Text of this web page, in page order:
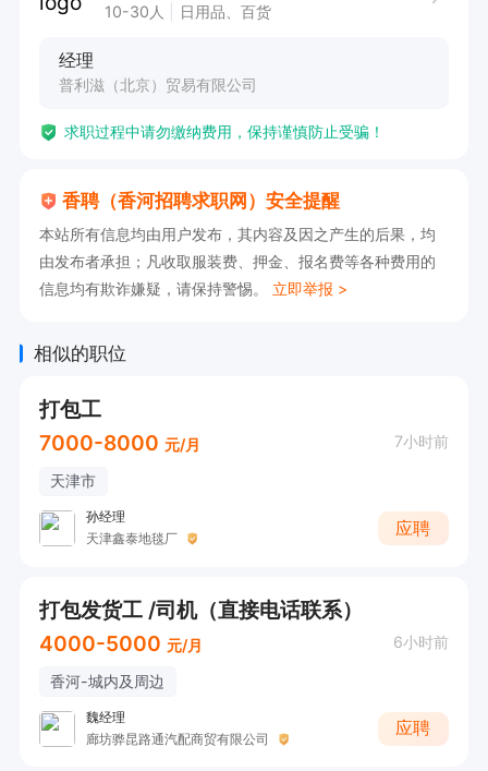
10-30人 日用品、百货
经理
普利滋（北京）贸易有限公司
求职过程中请勿缴纳费用，保持谨慎防止受骗！
香聘（香河招聘求职网）安全提醒
本站所有信息均由用户发布，其内容及因之产生的后果，均
由发布者承担；凡收取服装费、押金、报名费等各种费用的
信息均有欺诈嫌疑，请保持警惕。 立即举报 >
相似的职位
打包工
7000-8000 元/月 7小时前
天津市
孙经理
天津鑫泰地毯厂
应聘
打包发货工 /司机（直接电话联系）
4000-5000 元/月 6小时前
香河-城内及周边
魏经理
廊坊骅昆路通汽配商贸有限公司
应聘